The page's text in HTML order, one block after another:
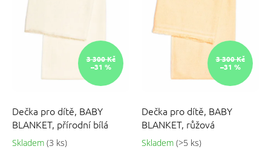
3 300 Kč
–31 %
Dečka pro dítě, BABY
BLANKET, přírodní bílá
Skladem (3 ks)
3 300 Kč
–31 %
Dečka pro dítě, BABY
BLANKET, růžová
Skladem (>5 ks)